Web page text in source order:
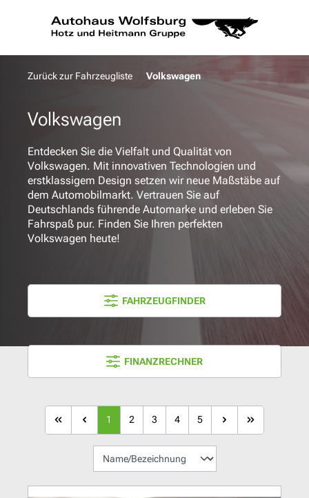
springen
Zurück zur Fahrzeugliste Volkswagen
Volkswagen
Entdecken Sie die Vielfalt und Qualität von
Volkswagen. Mit innovativen Technologien und
erstklassigem Design setzen wir neue Maßstäbe auf
dem Automobilmarkt. Vertrauen Sie auf
Deutschlands führende Automarke und erleben Sie
Fahrspaß pur. Finden Sie Ihren perfekten
Volkswagen heute!
FAHRZEUGFINDER
FINANZRECHNER
1 2 3 4 5